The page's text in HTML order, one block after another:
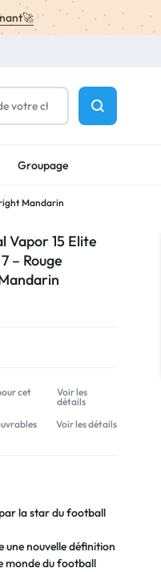
Groupage
Mandarin
Vapor 15 Elite
– Rouge
cet
Voir les
détails
Voir les détails
la star du football
nouvelle définition
monde du football